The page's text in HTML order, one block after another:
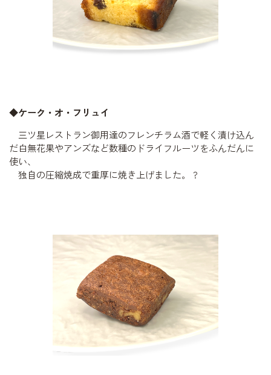
◆ケーク・オ・フリュイ
三ツ星レストラン御用達のフレンチラム酒で軽く漬け込ん
だ白無花果やアンズなど数種のドライフルーツをふんだんに
使い、
独自の圧縮焼成で重厚に焼き上げました。
?